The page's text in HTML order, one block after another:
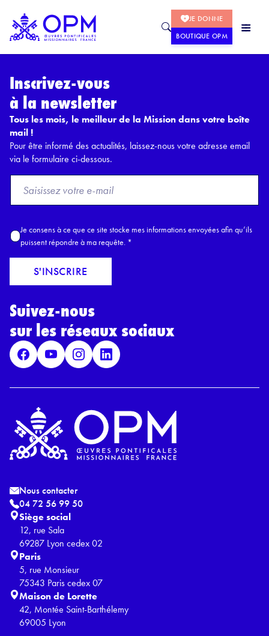
JE DONNE
BOUTIQUE OPM
Inscrivez-vous
à la newsletter
Tous les mois, le meilleur de la Mission dans votre boîte
mail !
Pour être informé des actualités, laissez-nous votre adresse email
via le formulaire ci-dessous.
o
E
a
l
A
c
c
r
R
P
D
*
Je consens à ce que ce site stocke mes informations envoyées afin qu’ils
puissent répondre à ma requête. *
S'INSCRIRE
Suivez-nous
sur les réseaux sociaux
Nous contacter
04 72 56 99 50
Siège social
12, rue Sala
69287 Lyon cedex 02
Paris
5, rue Monsieur
75343 Paris cedex 07
Maison de Lorette
42, Montée Saint-Barthélemy
69005 Lyon